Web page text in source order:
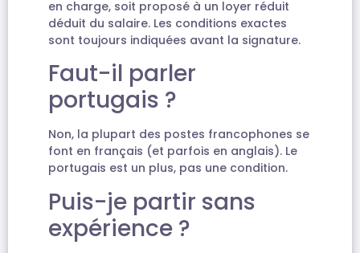
en charge, soit proposé à un loyer réduit
déduit du salaire. Les conditions exactes
sont toujours indiquées avant la signature.
Faut-il parler
portugais ?
Non, la plupart des postes francophones se
font en français (et parfois en anglais). Le
portugais est un plus, pas une condition.
Puis-je partir sans
expérience ?